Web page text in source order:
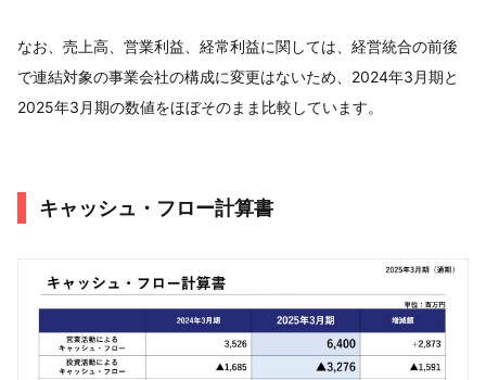
なお、売上高、営業利益、経常利益に関しては、経営統合の前後
で連結対象の事業会社の構成に変更はないため、2024年3月期と
2025年3月期の数値をほぼそのまま比較しています。
キャッシュ・フロー計算書